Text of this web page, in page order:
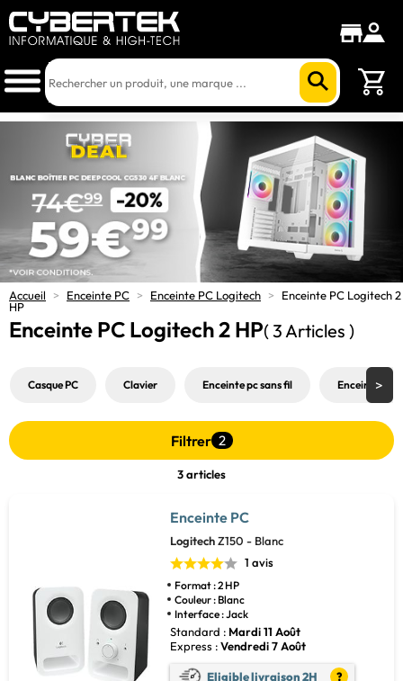
Accueil > Enceinte PC > Enceinte PC Logitech >
Enceinte PC Logitech 2
HP
Enceinte PC Logitech 2 HP( 3 Articles )
Casque PC Clavier Enceinte pc sans fil Enceinte pc
Filtrer 2
3 articles
Enceinte PC
LogitechZ150 - Blanc
1 avis
Format : 2 HP
Couleur : Blanc
Interface : Jack
Standard : Mardi 11 Août
Express :Vendredi 7 Août
Eligible livraison 2H ?